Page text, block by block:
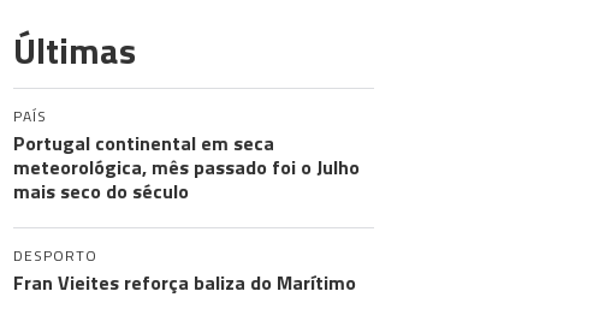
Últimas
PAÍS
Portugal continental em seca
meteorológica, mês passado foi o Julho
mais seco do século
DESPORTO
Fran Vieites reforça baliza do Marítimo